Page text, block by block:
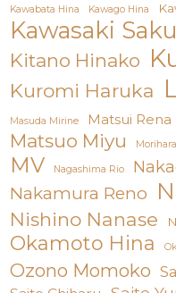
Kawabata Hina Kawago Hina
Kawasaki
Kitano Hinako
Kuromi Haruka
Masuda Mirine Matsui Rena
Matsuo Miyu
MV Nagashima Rio
Nakamura Reno
Nishino Nanase
Okamoto Hina
Ozono Momoko